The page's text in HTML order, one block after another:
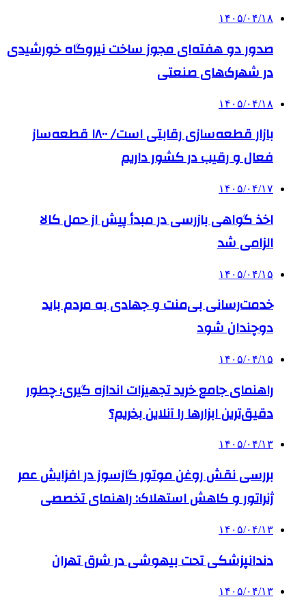
۱۴۰۵/۰۴/۱۸
صدور دو هفته‌ای مجوز ساخت نیروگاه خورشیدی
در شهرک‌های صنعتی
۱۴۰۵/۰۴/۱۸
بازار قطعه‌سازی رقابتی است/ ۱۸۰۰ قطعه‌ساز
فعال و رقیب در کشور داریم
۱۴۰۵/۰۴/۱۷
اخذ گواهی بازرسی در مبدأ پیش از حمل کالا
الزامی شد
۱۴۰۵/۰۴/۱۵
خدمت‌رسانی بی‌منت و جهادی به مردم باید
دوچندان شود
۱۴۰۵/۰۴/۱۵
راهنمای جامع خرید تجهیزات اندازه گیری؛ چطور
دقیق‌ترین ابزارها را آنلاین بخریم؟
۱۴۰۵/۰۴/۱۳
بررسی نقش روغن موتور گازسوز در افزایش عمر
ژنراتور و کاهش استهلاک: راهنمای تخصصی
۱۴۰۵/۰۴/۱۳
دندانپزشکی تحت بیهوشی در شرق تهران
۱۴۰۵/۰۴/۱۳